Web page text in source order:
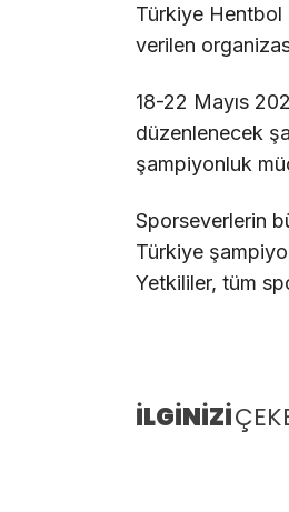
Türkiye Hentbol
verilen
18-22 Mayıs
düzenlenecek
şampiyonluk
Sporseverlerin
Türkiye
Yetkililer, tüm
İLGİNİZİ